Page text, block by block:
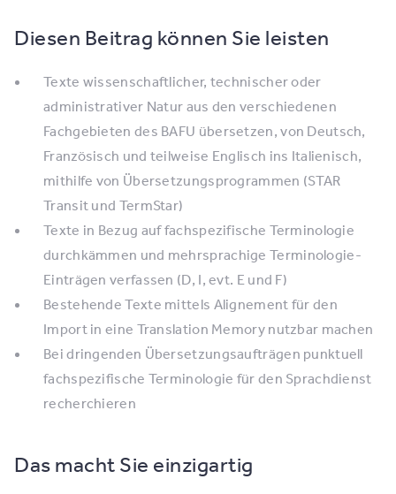
Diesen Beitrag können Sie leisten
Texte wissenschaftlicher, technischer oder
administrativer Natur aus den verschiedenen
Fachgebieten des BAFU übersetzen, von Deutsch,
Französisch und teilweise Englisch ins Italienisch,
mithilfe von Übersetzungsprogrammen (STAR
Transit und TermStar)
Texte in Bezug auf fachspezifische Terminologie
durchkämmen und mehrsprachige Terminologie-
Einträgen verfassen (D, I, evt. E und F)
Bestehende Texte mittels Alignement für den
Import in eine Translation Memory nutzbar machen
Bei dringenden Übersetzungsaufträgen punktuell
fachspezifische Terminologie für den Sprachdienst
recherchieren
Das macht Sie einzigartig